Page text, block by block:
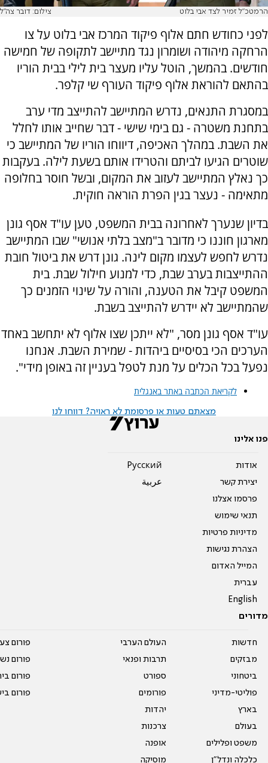
הרמטכ"ל זמיר לצד אבי בלוט צילום: דובר צה"ל
לפני כחודש חתם אלוף פיקוד המרכז אבי בלוט על צו
הרחקה מיהודה ושומרון נגד מתיישב לתקופה של חמישה
חודשים. בהמשך, הוטל עליו מעצר בית לילי בבית הוריו
בהתאם להוראת אלוף פיקוד העורף שי קלפר.
במסגרת התנאים, נדרש המתיישב להתייצב מדי ערב
בתחנת משטרה - גם בימי שישי - דבר שחייב אותו לחלל
את השבת. במהלך האכיפה, דיווחו הוריו של המתיישב כי
שוטרים הגיעו לביתם והטרידו אותם בשעת לילה. בעקבות
כך נאלץ המתיישב לעזוב את המקום, ובשל חוסר בחלופה
מתאימה - נעצר בגין הפרת הוראה חוקית.
בדיון שנערך לאחרונה בבית המשפט, טען עו"ד אסף גונן
מארגון חוננו כי מדובר ב"מצב בלתי אנושי" שבו המתיישב
נדרש לחפש לעצמו מקום לינה. גונן דרש את ביטול חובת
ההתייצבות בערב שבת, כדי למנוע חילול שבת. בית
המשפט קיבל את הטענה, והורה על שינוי הזמנים כך
שהמתיישב לא יידרש להתייצב בשבת.
עו"ד אסף גונן מסר, "לא ייתכן שצו אלוף לא יתחשב באחד
הערכים הכי בסיסיים ביהדות - שמירת השבת. אנחנו
נפעל בכל הכלים על מנת לטפל בעניין זה באופן מידי".
לקריאת הכתבה באתר באנגלית
מצאתם טעות או פרסומת לא ראויה? דווחו לנו
פנו אלינו
אודות
יצירת קשר
פרסמו אצלנו
תנאי שימוש
מדיניות פרטיות
הצהרת נגישות
המייל האדום
עברית
English
Pусский
عربية
מדורים
חדשות
מבזקים
ביטחוני
פוליטי-מדיני
בארץ
בעולם
משפט ופלילים
כלכלה ונדל"ן
העולם הערבי
תרבות ופנאי
ספורט
פורומים
יהדות
צרכנות
אופנה
מוסיקה
פורום
פורום
פורום
פורום